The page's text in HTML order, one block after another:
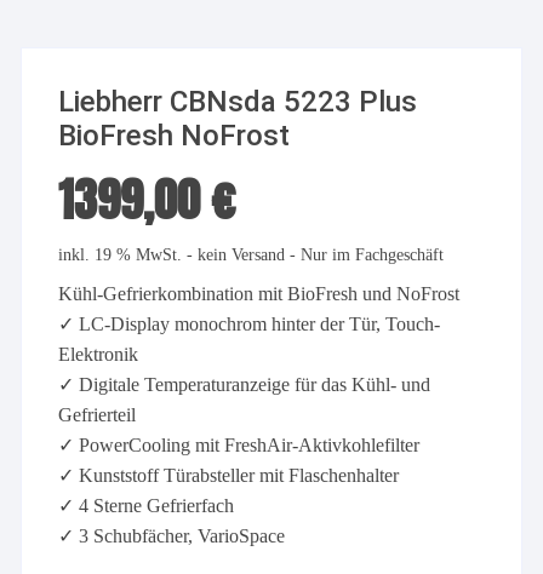
Liebherr CBNsda 5223 Plus
BioFresh NoFrost
1399,00€
inkl. 19 % MwSt. - kein Versand - Nur im Fachgeschäft
Kühl-Gefrierkombination mit BioFresh und NoFrost
✓ LC-Display monochrom hinter der Tür, Touch-
Elektronik
✓ Digitale Temperaturanzeige für das Kühl- und
Gefrierteil
✓ PowerCooling mit FreshAir-Aktivkohlefilter
✓ Kunststoff Türabsteller mit Flaschenhalter
✓ 4 Sterne Gefrierfach
✓ 3 Schubfächer, VarioSpace